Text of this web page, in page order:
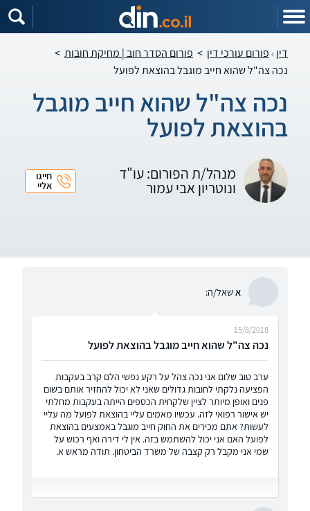
דין פורום עורכי דין > פורום הסדר חוב | מחיקת חובות >
נכה צה"ל שהוא חייב מוגבל בהוצאת לפועל
נכה צה"ל שהוא חייב מוגבל
בהוצאת לפועל
מנהל/ת הפורום: עו"ד
ונוטריון אבי עמור
חייגו
אליי
אשאל/ה:
נכה צה"ל שהוא חייב מוגבל בהוצאת לפועל
15/8/2018
ערב טוב שלום אני נכה צהל על רקע נפשי הלם קרב בעקבות
הפציעה נלקתי לחובות גדולים שאני לא יכול להחזיר אותם בשום
פנים ואופן מיותר לציין שלקחית הכספים הייתה בעקבות מחלתי
יש אישור רפואי לזה. עכשיו מאמים עליי בהוצאת לפועל מה עליי
לעשות? אתם מכירים את החוק חייב מוגבל באמצעים בהוצאת
לפועל האם אני יכול להשתמש בזה. אין לי דירה ואף רכוש על
שמי אני מקבל רק קצבה של משרד הביטחון. תודה מראש א.